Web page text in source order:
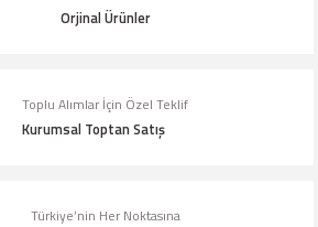
Orjinal Ürünler
Toplu Alımlar İçin Özel Teklif
Kurumsal Toptan Satış
Türkiye’nin Her Noktasına